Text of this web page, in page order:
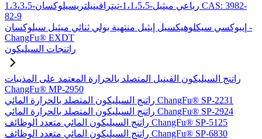
1،3،3،5-رباعي ميثيل-1،1،5،5-تيترافينيلتريسيلوكسان CAS: 3982-
82-9
إيبوكسي سيكلوهيكسيل إيثيل منتهية بولي ثنائي ميثيل سيلوكسان -
ChangFu® EXDT
راتنجات السيليكون
راتنج السيليكون الفينيل المتصلد بالحرارة المعتمد على المذيبات
ChangFu® MP-2950
راتنج السيليكون المتصلد بالحرارة المائي ChangFu® SP-2231
راتنج السيليكون المتصلد بالحرارة المائي ChangFu® SP-2924
راتنج السيليكون المائي متعدد الوظائف ChangFu® SP-5125
راتنج السيليكون المائي متعدد الوظائف ChangFu® SP-6830